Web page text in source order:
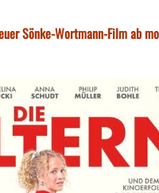
Sönke-Wortmann-Film ab